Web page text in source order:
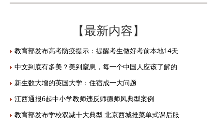
【最新内容】
教育部发布高考防疫提示：提醒考生做好考前本地14天
中文到底有多美？美到窒息，每一个中国人应该了解的
新生数大增的英国大学：住宿成一大问题
江西通报6起中小学教师违反师德师风典型案例
教育部发布学校双减十大典型 北京西城推菜单式课后服